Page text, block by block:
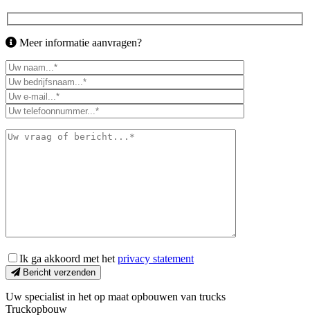
Meer informatie aanvragen?
Ik ga akkoord met hetprivacy statement
Bericht verzenden
Uw specialist in het op maat opbouwen van trucks
Truckopbouw